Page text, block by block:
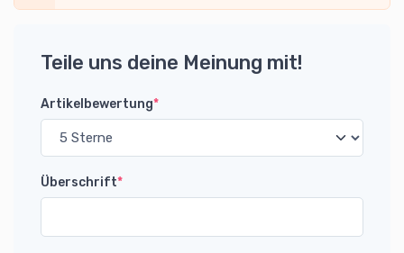
Teile uns deine Meinung mit!
Artikelbewertung*
Überschrift*